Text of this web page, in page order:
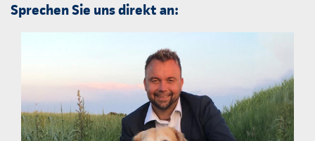
Sprechen Sie uns direkt an: